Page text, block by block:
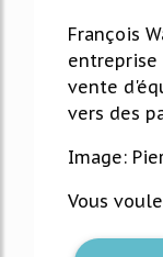
François
entreprise
vente
vers des
Image:
Vous